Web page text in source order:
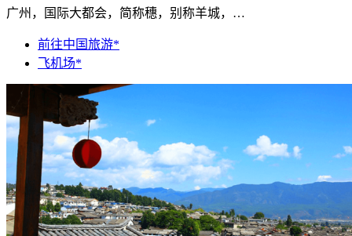
广州，国际大都会，简称穗，别称羊城，…
前往中国旅游*
飞机场*